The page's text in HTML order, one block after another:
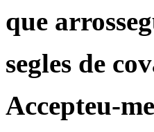
que
segles de
Accepteu-me